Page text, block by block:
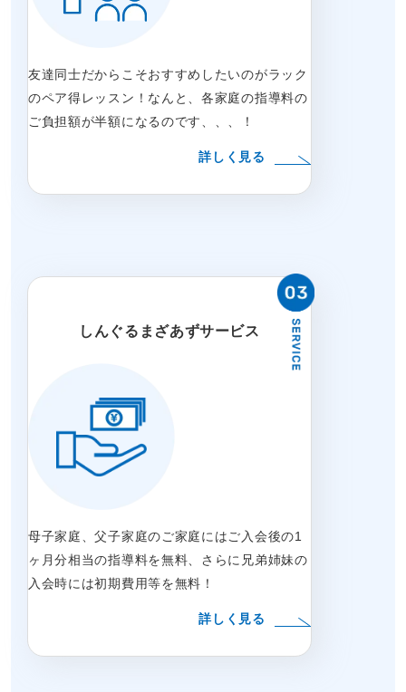
友達同士だからこそおすすめしたいのがラック
のペア得レッスン！なんと、各家庭の指導料の
ご負担額が半額になるのです、、、！
詳しく見る
しんぐるまざあずサービス
母子家庭、父子家庭のご家庭にはご入会後の1
ヶ月分相当の指導料を無料、さらに兄弟姉妹の
入会時には初期費用等を無料！
詳しく見る